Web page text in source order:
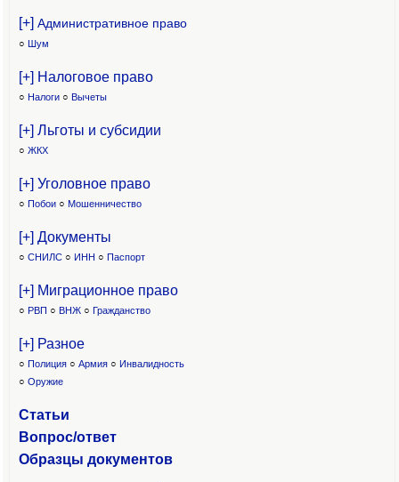
[+] Административное право
○ Шум
[+] Налоговое право
○ Налоги ○ Вычеты
[+] Льготы и субсидии
○ ЖКХ
[+] Уголовное право
○ Побои ○ Мошенничество
[+] Документы
○ СНИЛС ○ ИНН ○ Паспорт
[+] Миграционное право
○ РВП ○ ВНЖ ○ Гражданство
[+] Разное
○ Полиция ○ Армия ○ Инвалидность
○ Оружие
Статьи
Вопрос/ответ
Образцы документов